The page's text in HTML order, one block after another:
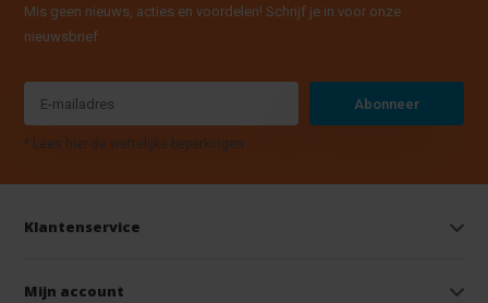
Mis geen nieuws, acties en voordelen! Schrijf je in voor onze
nieuwsbrief
Abonneer
* Lees hier de wettelijke beperkingen
Klantenservice
Mijn account